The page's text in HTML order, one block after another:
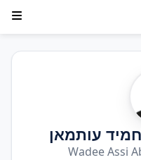
עותמאן
Wadee Assi